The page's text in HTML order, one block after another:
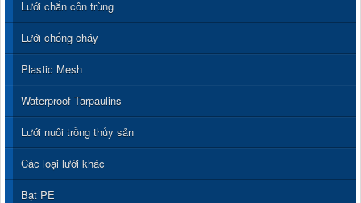
Lưới chắn côn trùng
Lưới chống cháy
Plastic Mesh
Waterproof Tarpaulins
Lưới nuôi trồng thủy sản
Các loại lưới khác
Bạt PE